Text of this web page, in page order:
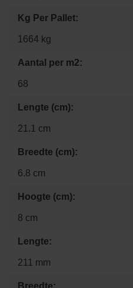
Kg Per Pallet:
1664 kg
Aantal per m2:
68
Lengte (cm):
21.1 cm
Breedte (cm):
6.8 cm
Hoogte (cm):
8 cm
Lengte:
211 mm
Breedte: